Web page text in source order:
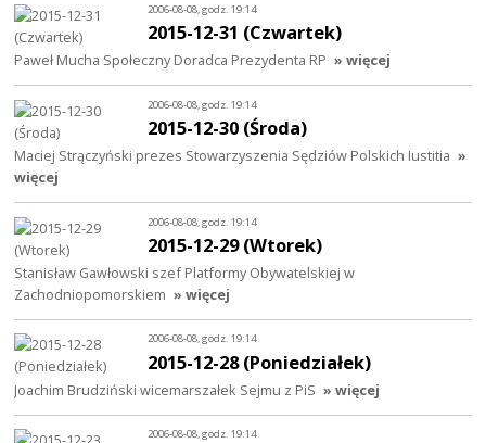
2006-08-08, godz. 19:14
2015-12-31 (Czwartek)
Paweł Mucha Społeczny Doradca Prezydenta RP » więcej
2006-08-08, godz. 19:14
2015-12-30 (Środa)
Maciej Strączyński prezes Stowarzyszenia Sędziów Polskich Iustitia »
więcej
2006-08-08, godz. 19:14
2015-12-29 (Wtorek)
Stanisław Gawłowski szef Platformy Obywatelskiej w
Zachodniopomorskiem » więcej
2006-08-08, godz. 19:14
2015-12-28 (Poniedziałek)
Joachim Brudziński wicemarszałek Sejmu z PiS » więcej
2006-08-08, godz. 19:14